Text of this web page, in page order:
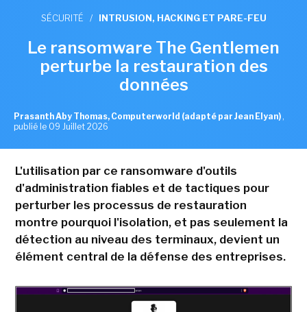
SÉCURITÉ / INTRUSION, HACKING ET PARE-FEU
Le ransomware The Gentlemen
perturbe la restauration des
données
Prasanth Aby Thomas, Computerworld (adapté par Jean Elyan) ,
publié le 09 Juillet 2026
L'utilisation par ce ransomware d'outils
d'administration fiables et de tactiques pour
perturber les processus de restauration
montre pourquoi l'isolation, et pas seulement la
détection au niveau des terminaux, devient un
élément central de la défense des entreprises.